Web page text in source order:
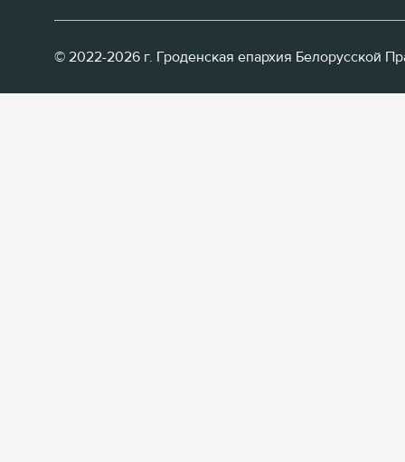
© 2022-2026 г. Гроденская епархия Белорусской